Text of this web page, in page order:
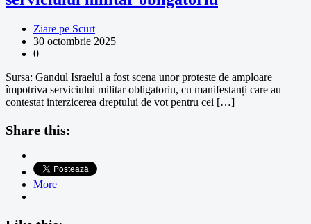
Ziare pe Scurt
30 octombrie 2025
0
Sursa: Gandul Israelul a fost scena unor proteste de amploare
împotriva serviciului militar obligatoriu, cu manifestanți care au
contestat interzicerea dreptului de vot pentru cei […]
Share this:
More